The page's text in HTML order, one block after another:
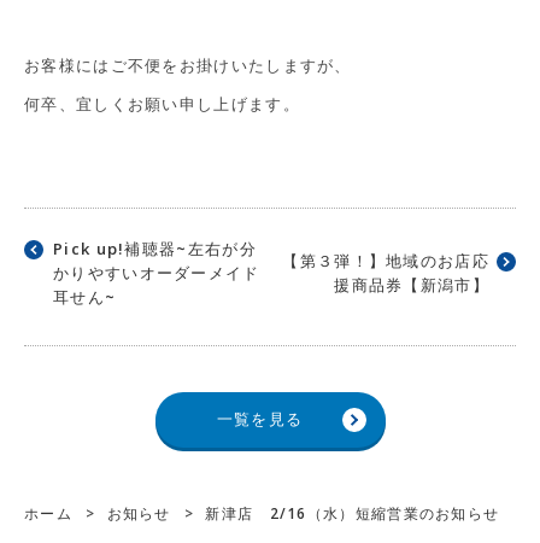
お客様にはご不便をお掛けいたしますが、
何卒、宜しくお願い申し上げます。
Pick up!補聴器~左右が分
かりやすいオーダーメイド
耳せん~
【第３弾！】地域のお店応
援商品券【新潟市】
一覧を見る
ホーム > お知らせ > 新津店 2/16（水）短縮営業のお知らせ